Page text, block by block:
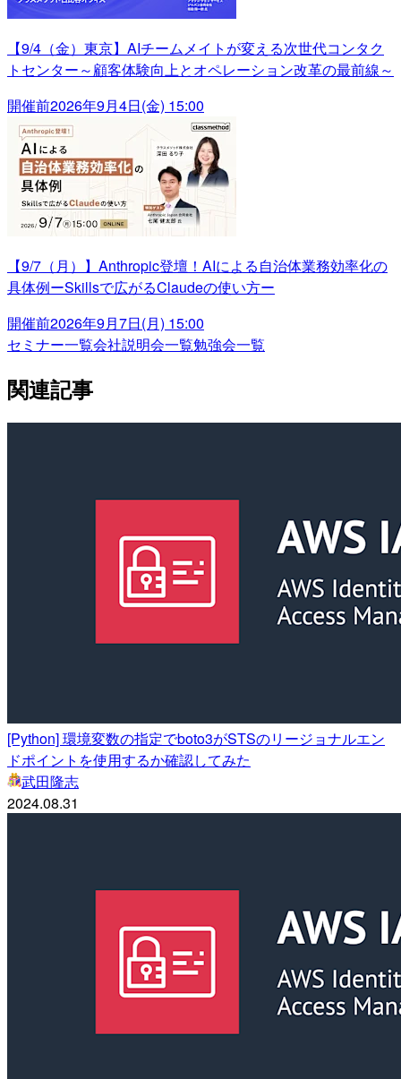
【9/4（金）東京】AIチームメイトが変える次世代コンタク
トセンター～顧客体験向上とオペレーション改革の最前線～
開催前2026年9月4日(金) 15:00
【9/7（月）】Anthropic登壇！AIによる自治体業務効率化の
具体例ーSkillsで広がるClaudeの使い方ー
開催前2026年9月7日(月) 15:00
セミナー一覧会社説明会一覧勉強会一覧
関連記事
[Python] 環境変数の指定でboto3がSTSのリージョナルエン
ドポイントを使用するか確認してみた
武田隆志
2024.08.31